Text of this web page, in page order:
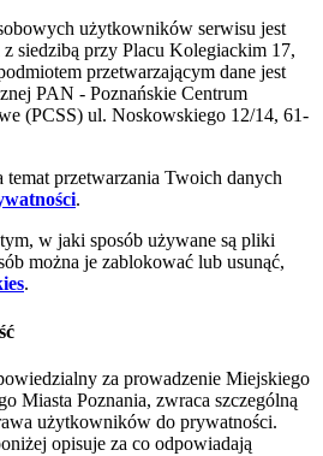
użytkowników serwisu jest
siedzibą przy Placu Kolegiackim 17,
przetwarzającym dane jest
PAN - Poznańskie Centrum
(PCSS) ul. Noskowskiego 12/14, 61-
temat przetwarzania Twoich danych
.
w jaki sposób używane są pliki
można je zablokować lub usunąć,
.
za prowadzenie Miejskiego
Miasta Poznania, zwraca szczególną
użytkowników do prywatności.
opisuje za co odpowiadają